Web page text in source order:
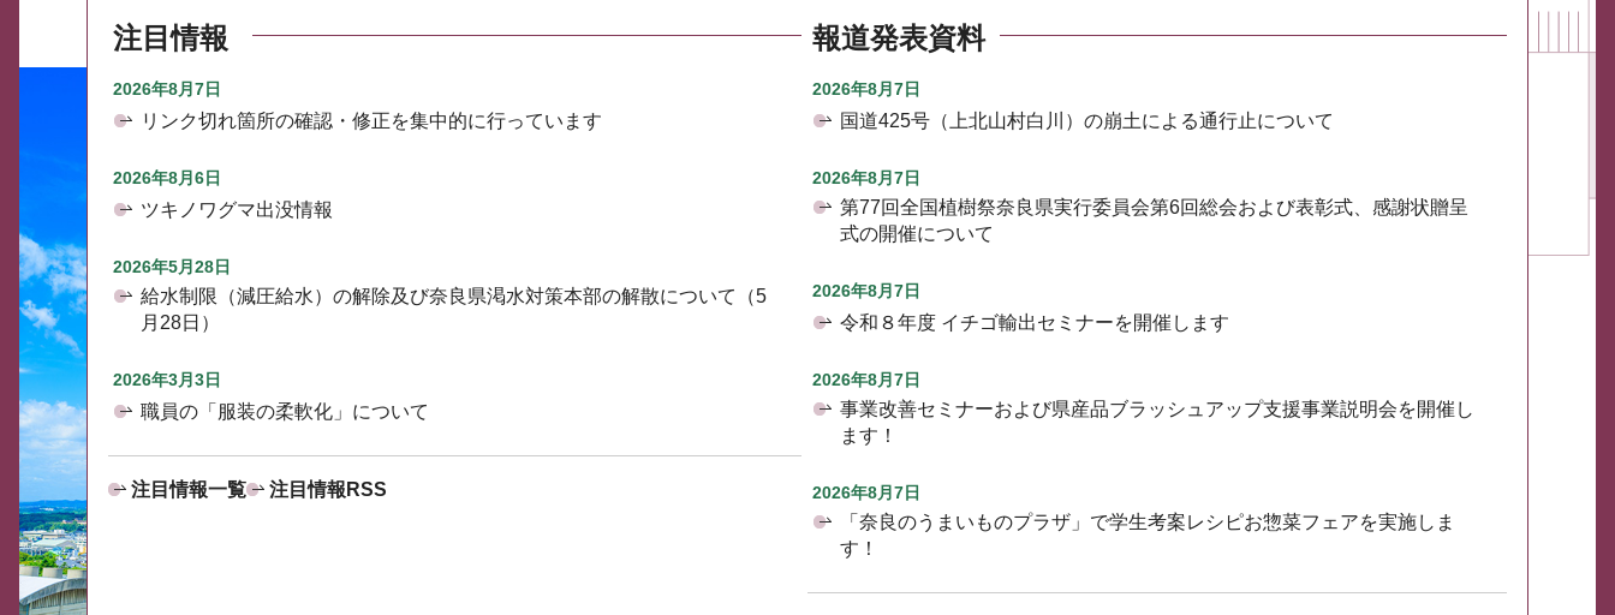
注目情報
2026年8月7日
リンク切れ箇所の確認・修正を集中的に行っています
2026年8月6日
ツキノワグマ出没情報
2026年5月28日
給水制限（減圧給水）の解除及び奈良県渇水対策本部の解散について（5
月28日）
2026年3月3日
職員の「服装の柔軟化」について
注目情報一覧 注目情報RSS
報道発表資料
2026年8月7日
国道425号（上北山村白川）の崩土による通行止について
2026年8月7日
第77回全国植樹祭奈良県実行委員会第6回総会および表彰式、感謝状贈呈
式の開催について
2026年8月7日
令和８年度 イチゴ輸出セミナーを開催します
2026年8月7日
事業改善セミナーおよび県産品ブラッシュアップ支援事業説明会を開催し
ます！
2026年8月7日
「奈良のうまいものプラザ」で学生考案レシピお惣菜フェアを実施しま
す！